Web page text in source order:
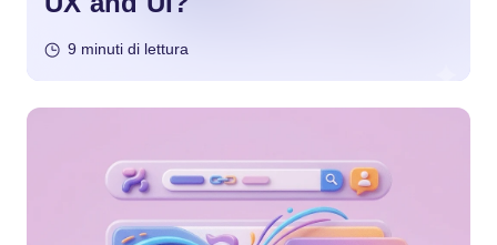
9 minuti di lettura